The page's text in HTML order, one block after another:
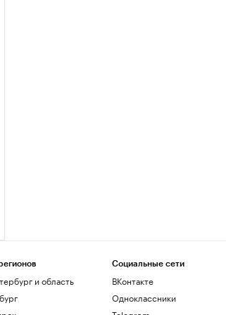
и область
Социальные сети
ВКонтакте
Одноклассники